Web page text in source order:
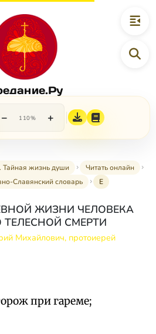
− 110% +
Тайная жизнь души
Читать онлайн
Славянский словарь
Е
ЖИЗНИ ЧЕЛОВЕКА
ТЕЛЕСНОЙ СМЕРТИ
Михайлович, протоиерей
при гареме;